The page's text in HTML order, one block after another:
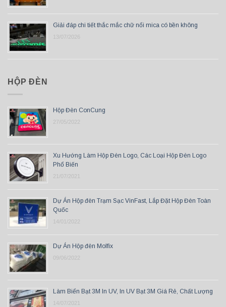
Giải đáp chi tiết thắc mắc chữ nổi mica có bền không
13/07/2026
HỘP ĐÈN
Hộp Đèn ConCung
27/05/2022
Xu Hướng Làm Hộp Đèn Logo, Các Loại Hộp Đèn Logo
Phổ Biến
21/07/2021
Dự Án Hộp đèn Trạm Sạc VinFast, Lắp Đặt Hộp Đèn Toàn
Quốc
14/01/2022
Dự Án Hộp đèn Molfix
09/06/2022
Làm Biển Bạt 3M In UV, In UV Bạt 3M Giá Rẻ, Chất Lượng
14/07/2021